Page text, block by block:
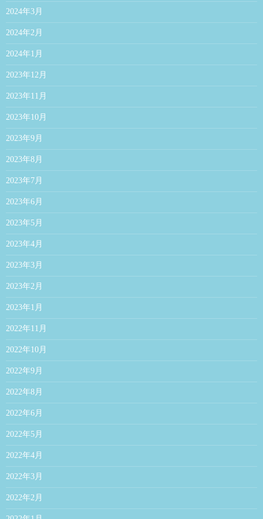
2024年3月
2024年2月
2024年1月
2023年12月
2023年11月
2023年10月
2023年9月
2023年8月
2023年7月
2023年6月
2023年5月
2023年4月
2023年3月
2023年2月
2023年1月
2022年11月
2022年10月
2022年9月
2022年8月
2022年6月
2022年5月
2022年4月
2022年3月
2022年2月